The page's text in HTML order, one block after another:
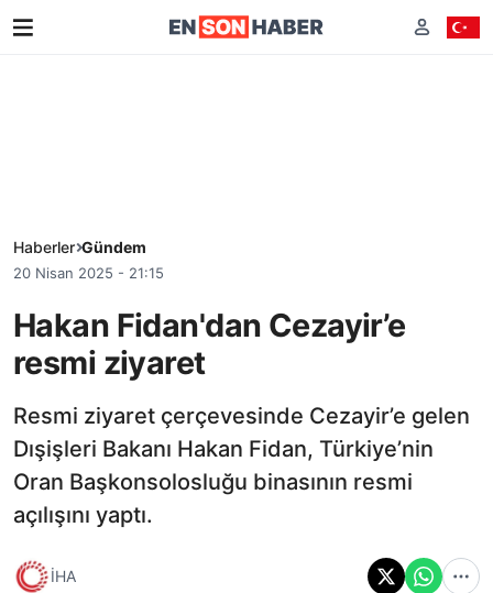
Haberler Gündem
20 Nisan 2025 - 21:15
Hakan Fidan'dan Cezayir’e
resmi ziyaret
Resmi ziyaret çerçevesinde Cezayir’e gelen
Dışişleri Bakanı Hakan Fidan, Türkiye’nin
Oran Başkonsolosluğu binasının resmi
açılışını yaptı.
İHA